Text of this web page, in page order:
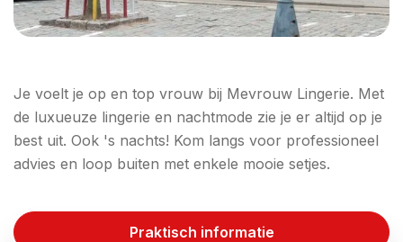
Je voelt je op en top vrouw bij Mevrouw Lingerie. Met
de luxueuze lingerie en nachtmode zie je er altijd op je
best uit. Ook 's nachts! Kom langs voor professioneel
advies en loop buiten met enkele mooie setjes.
Praktisch informatie